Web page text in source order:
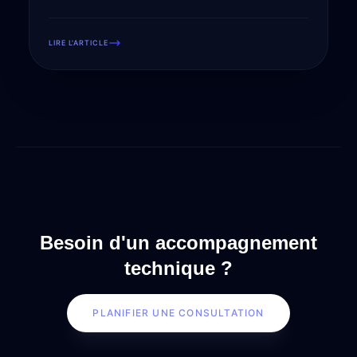
LIRE L'ARTICLE
Besoin d'un accompagnement
technique ?
PLANIFIER UNE CONSULTATION